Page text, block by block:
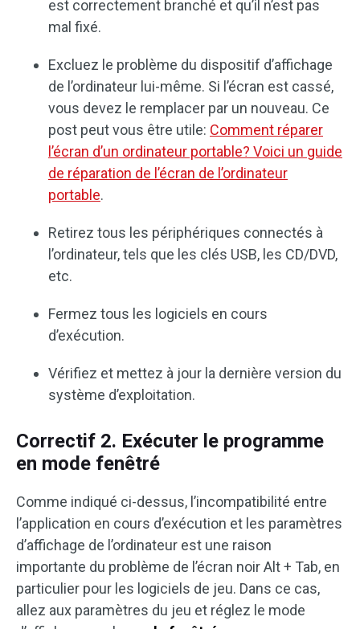
est correctement branché et qu’il n’est pas
mal fixé.
Excluez le problème du dispositif d’affichage
de l’ordinateur lui-même. Si l’écran est cassé,
vous devez le remplacer par un nouveau. Ce
post peut vous être utile: Comment réparer
l’écran d’un ordinateur portable? Voici un guide
de réparation de l’écran de l’ordinateur
portable.
Retirez tous les périphériques connectés à
l’ordinateur, tels que les clés USB, les CD/DVD,
etc.
Fermez tous les logiciels en cours
d’exécution.
Vérifiez et mettez à jour la dernière version du
système d’exploitation.
Correctif 2. Exécuter le programme
en mode fenêtré
Comme indiqué ci-dessus, l’incompatibilité entre
l’application en cours d’exécution et les paramètres
d’affichage de l’ordinateur est une raison
importante du problème de l’écran noir Alt + Tab, en
particulier pour les logiciels de jeu. Dans ce cas,
allez aux paramètres du jeu et réglez le mode